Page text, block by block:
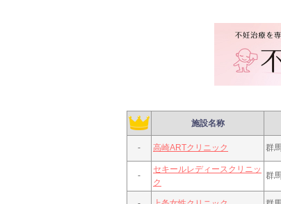
施設名称
- 高崎ARTクリニック 群
-
セキールレディースクリニッ
ク
群